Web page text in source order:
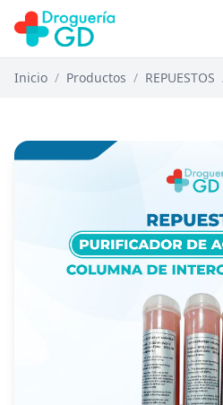
Inicio / Productos / REPUESTOS